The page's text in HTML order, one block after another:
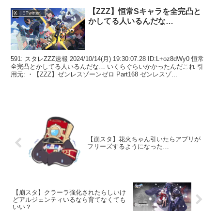
X（旧Twitter）
【ZZZ】恒常Sキャラを全完凸と
かしてる人いるんだな…
591: スタレZZZ速報 2024/10/14(月) 19:30:07.28 ID:L+oz8dWy0 恒常
全完凸とかしてる人いるんだな… いくらぐらいかかったんだこれ 引
用元: ・【ZZZ】ゼンレスゾーンゼロ Part168 ゼンレスゾ...
【崩スタ】花火ちゃん引いたらアプリが
フリーズするようになった…
【崩スタ】クラーラ強化されたらしいけ
どアルジェンティいるなら育てなくても
いい？